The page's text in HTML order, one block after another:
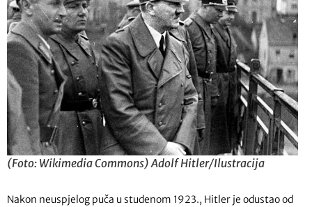
(Foto: Wikimedia Commons) Adolf Hitler/Ilustracija
Nakon neuspjelog puča u studenom 1923., Hitler je odustao od